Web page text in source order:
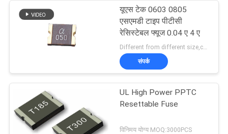
PRIVACY
POLICY
एनटीसी तापमान सेंसर
यूएस टेक 0603 0805
एसएमडी टाइप पीटीसी
रेसिस्टेबल फ्यूज 0.04 ए 4 ए
संपर्क
UL High Power PPTC
Resettable Fuse
विनिमय योग्य MOQ:3000PCS